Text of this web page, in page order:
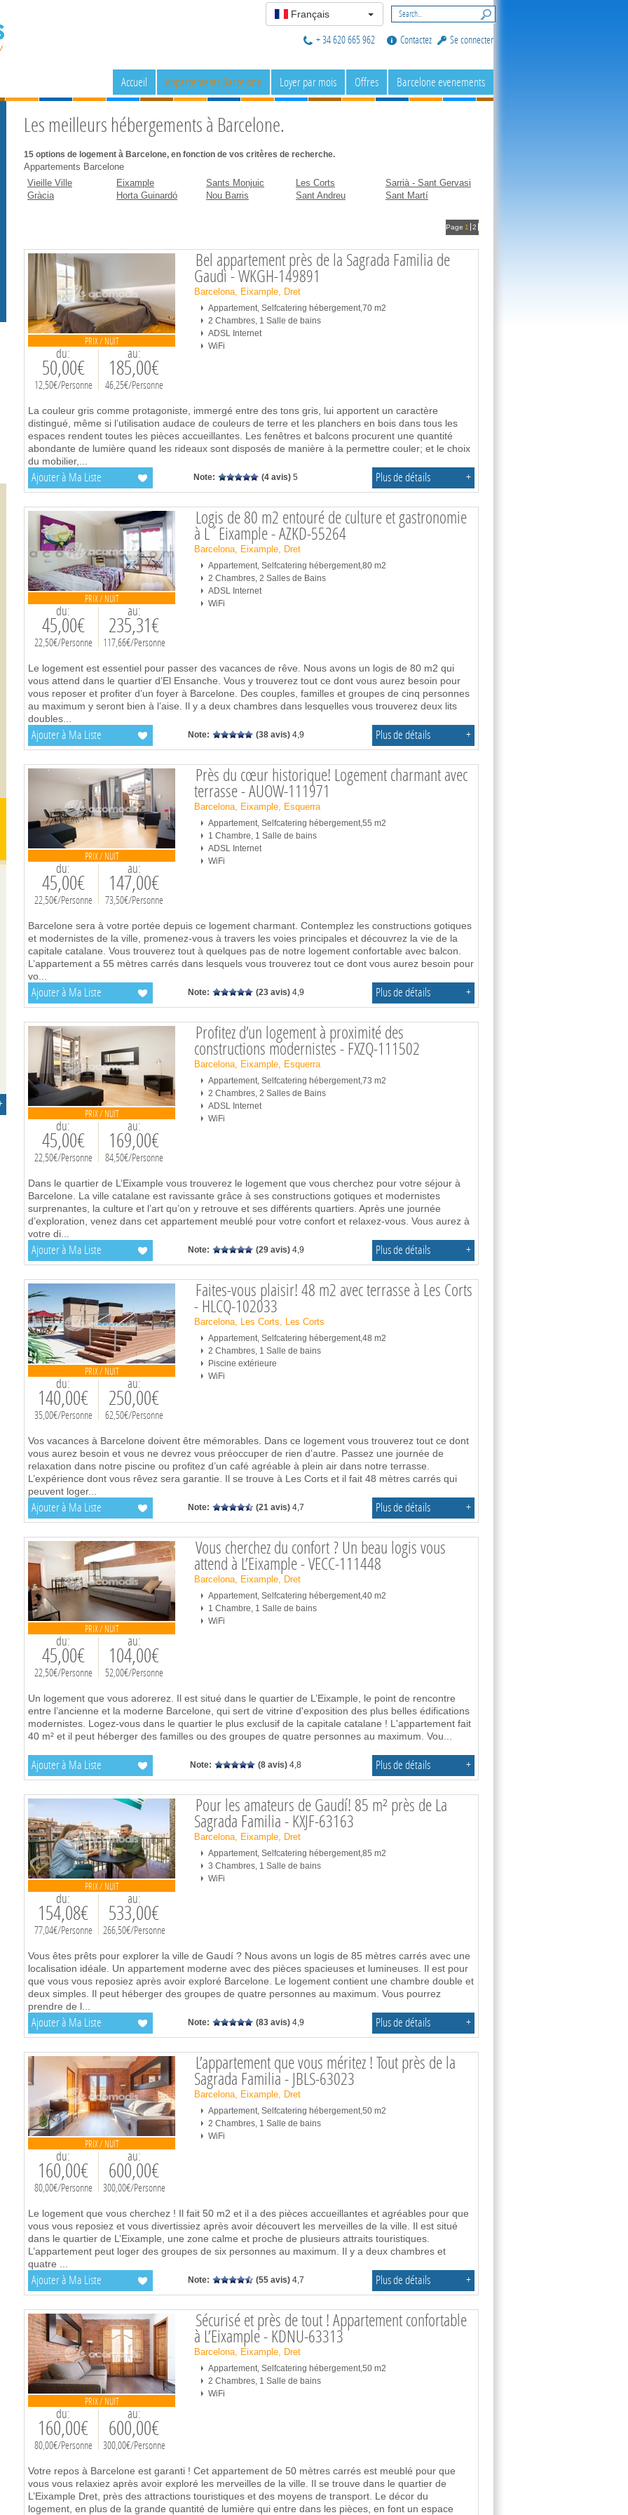
Français
Se connecter
Contactez
+ 34 620 665 962
Accueil Appartements Barcelone Loyer par mois Offres Barcelone evenements
Les meilleurs hébergements à Barcelone.
15 options de logement à Barcelone, en fonction de vos critères de recherche.
Appartements Barcelone
Vieille Ville
Eixample Sants Monjuic Les Corts
Sarrià - Sant Gervasi
Gràcia
Horta Guinardó Nou Barris Sant Andreu Sant Martí
Page 1 2
PRIX / NUIT
du:
50,00€
12,50€/Personne
au:
185,00€
46,25€/Personne
Bel appartement près de la Sagrada Familia de
Gaudi - WKGH-149891
Barcelona, Eixample, Dret
Appartement, Selfcatering hébergement,70 m2
2 Chambres, 1 Salle de bains
ADSL Internet
WiFi
La couleur gris comme protagoniste, immergé entre des tons gris, lui apportent un caractère
distingué, même si l’utilisation audace de couleurs de terre et les planchers en bois dans tous les
espaces rendent toutes les pièces accueillantes. Les fenêtres et balcons procurent une quantité
abondante de lumière quand les rideaux sont disposés de manière à la permettre couler; et le choix
du mobilier,
Ajouter à Ma Liste Note: (4 avis) 5 Plus de détails +
PRIX / NUIT
du:
45,00€
22,50€/Personne
au:
235,31€
117,66€/Personne
Logis de 80 m2 entouré de culture et gastronomie
à L´Eixample - AZKD-55264
Barcelona, Eixample, Dret
Appartement, Selfcatering hébergement,80 m2
2 Chambres, 2 Salles de Bains
ADSL Internet
WiFi
Le logement est essentiel pour passer des vacances de rêve. Nous avons un logis de 80 m2 qui
vous attend dans le quartier d’El Ensanche. Vous y trouverez tout ce dont vous aurez besoin pour
vous reposer et profiter d’un foyer à Barcelone. Des couples, familles et groupes de cinq personnes
au maximum y seront bien à l’aise. Il y a deux chambres dans lesquelles vous trouverez deux lits
doubles
Ajouter à Ma Liste Note: (38 avis) 4,9 Plus de détails +
PRIX / NUIT
du:
45,00€
22,50€/Personne
au:
147,00€
73,50€/Personne
Près du cœur historique! Logement charmant avec
terrasse - AUOW-111971
Barcelona, Eixample, Esquerra
Appartement, Selfcatering hébergement,55 m2
1 Chambre, 1 Salle de bains
ADSL Internet
WiFi
Barcelone sera à votre portée depuis ce logement charmant. Contemplez les constructions gotiques
et modernistes de la ville, promenez-vous à travers les voies principales et découvrez la vie de la
capitale catalane. Vous trouverez tout à quelques pas de notre logement confortable avec balcon.
L’appartement a 55 mètres carrés dans lesquels vous trouverez tout ce dont vous aurez besoin pour
vo
Ajouter à Ma Liste Note: (23 avis) 4,9 Plus de détails +
PRIX / NUIT
du:
45,00€
22,50€/Personne
au:
169,00€
84,50€/Personne
Profitez d’un logement à proximité des
constructions modernistes - FXZQ-111502
Barcelona, Eixample, Esquerra
Appartement, Selfcatering hébergement,73 m2
2 Chambres, 2 Salles de Bains
ADSL Internet
WiFi
Dans le quartier de L’Eixample vous trouverez le logement que vous cherchez pour votre séjour à
Barcelone. La ville catalane est ravissante grâce à ses constructions gotiques et modernistes
surprenantes, la culture et l’art qu’on y retrouve et ses différents quartiers. Après une journée
d’exploration, venez dans cet appartement meublé pour votre confort et relaxez-vous. Vous aurez à
votre di
Ajouter à Ma Liste Note: (29 avis) 4,9 Plus de détails +
PRIX / NUIT
du:
140,00€
35,00€/Personne
au:
250,00€
62,50€/Personne
Faites-vous plaisir! 48 m2 avec terrasse à Les Corts
- HLCQ-102033
Barcelona, Les Corts, Les Corts
Appartement, Selfcatering hébergement,48 m2
2 Chambres, 1 Salle de bains
Piscine extérieure
WiFi
Vos vacances à Barcelone doivent être mémorables. Dans ce logement vous trouverez tout ce dont
vous aurez besoin et vous ne devrez vous préoccuper de rien d’autre. Passez une journée de
relaxation dans notre piscine ou profitez d’un café agréable à plein air dans notre terrasse.
L’expérience dont vous rêvez sera garantie. Il se trouve à Les Corts et il fait 48 mètres carrés qui
peuvent loger...
Ajouter à Ma Liste Note: (21 avis) 4,7 Plus de détails +
PRIX / NUIT
du:
45,00€
22,50€/Personne
au:
104,00€
52,00€/Personne
Vous cherchez du confort ? Un beau logis vous
attend à L’Eixample - VECC-111448
Barcelona, Eixample, Dret
Appartement, Selfcatering hébergement,40 m2
1 Chambre, 1 Salle de bains
WiFi
Un logement que vous adorerez. Il est situé dans le quartier de L’Eixample, le point de rencontre
entre l’ancienne et la moderne Barcelone, qui sert de vitrine d'exposition des plus belles édifications
modernistes. Logez-vous dans le quartier le plus exclusif de la capitale catalane ! L'appartement fait
40 m² et il peut héberger des familles ou des groupes de quatre personnes au maximum. Vou
Ajouter à Ma Liste Note: (8 avis) 4,8 Plus de détails +
PRIX / NUIT
du:
154,08€
77,04€/Personne
au:
533,00€
266,50€/Personne
Pour les amateurs de Gaudí! 85 m² près de La
Sagrada Familia - KXJF-63163
Barcelona, Eixample, Dret
Appartement, Selfcatering hébergement,85 m2
3 Chambres, 1 Salle de bains
WiFi
Vous êtes prêts pour explorer la ville de Gaudí ? Nous avons un logis de 85 mètres carrés avec une
localisation idéale. Un appartement moderne avec des pièces spacieuses et lumineuses. Il est pour
que vous vous reposiez après avoir exploré Barcelone. Le logement contient une chambre double et
deux simples. Il peut héberger des groupes de quatre personnes au maximum. Vous pourrez
prendre de l
Ajouter à Ma Liste Note: (83 avis) 4,9 Plus de détails +
PRIX / NUIT
du:
160,00€
80,00€/Personne
au:
600,00€
300,00€/Personne
L’appartement que vous méritez ! Tout près de la
Sagrada Familia - JBLS-63023
Barcelona, Eixample, Dret
Appartement, Selfcatering hébergement,50 m2
2 Chambres, 1 Salle de bains
WiFi
Le logement que vous cherchez ! Il fait 50 m2 et il a des pièces accueillantes et agréables pour que
vous vous reposiez et vous divertissiez après avoir découvert les merveilles de la ville. Il est situé
dans le quartier de L’Eixample, une zone calme et proche de plusieurs attraits touristiques.
L’appartement peut loger des groupes de six personnes au maximum. Il y a deux chambres et
quatre
Ajouter à Ma Liste Note: (55 avis) 4,7 Plus de détails +
PRIX / NUIT
du:
160,00€
80,00€/Personne
au:
600,00€
300,00€/Personne
Sécurisé et près de tout ! Appartement confortable
à L’Eixample - KDNU-63313
Barcelona, Eixample, Dret
Appartement, Selfcatering hébergement,50 m2
2 Chambres, 1 Salle de bains
WiFi
Votre repos à Barcelone est garanti ! Cet appartement de 50 mètres carrés est meublé pour que
vous vous relaxiez après avoir exploré les merveilles de la ville. Il se trouve dans le quartier de
L’Eixample Dret, près des attractions touristiques et des moyens de transport. Le décor du
logement, en plus de la grande quantité de lumière qui entre dans les pièces, en font un espace